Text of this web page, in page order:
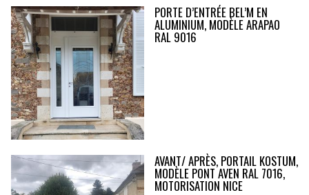
PORTE D’ENTRÉE BEL’M EN
ALUMINIUM, MODÈLE ARAPAO
RAL 9016
AVANT/ APRÈS, PORTAIL KOSTUM,
MODÈLE PONT AVEN RAL 7016,
MOTORISATION NICE